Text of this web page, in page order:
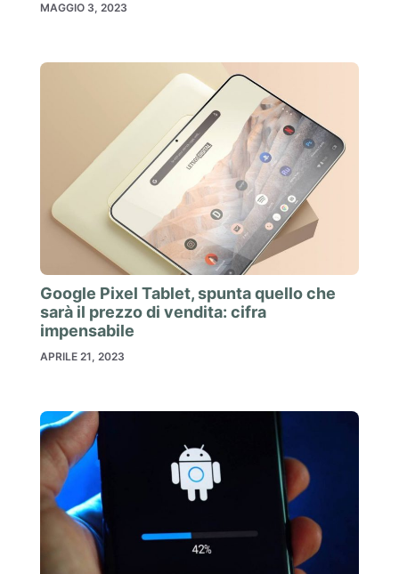
MAGGIO 3, 2023
Google Pixel Tablet, spunta quello che
sarà il prezzo di vendita: cifra
impensabile
APRILE 21, 2023